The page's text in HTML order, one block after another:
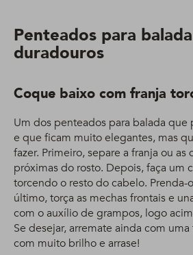
Penteados para
duradouros
Coque baixo com franja
Um dos penteados para balada que
e que ficam muito elegantes, mas
fazer. Primeiro, separe a franja ou as
próximas do rosto. Depois, faça um
torcendo o resto do cabelo. Prenda-
último, torça as mechas frontais e
com o auxílio de grampos, logo
Se desejar, arremate ainda com uma
com muito brilho e arrase!